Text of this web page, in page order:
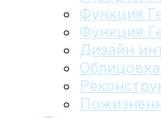
Функция
Функция
Дизайн